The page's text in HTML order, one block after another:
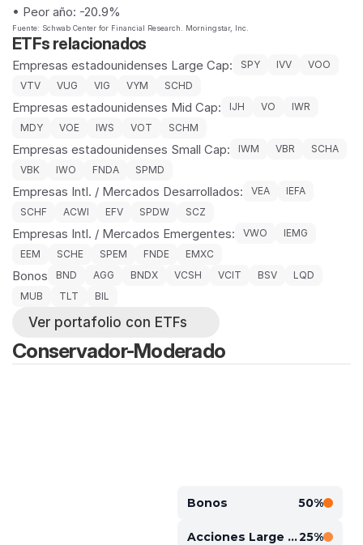
• Peor año: -20.9%
Fuente: Schwab Center for Financial Research. Morningstar, Inc.
ETFs relacionados
Empresas estadounidenses Large Cap: SPY IVV
VOO
VTV
VUG VIG VYM SCHD
Empresas estadounidenses Mid Cap: IJH VO
IWR
MDY
VOE IWS VOT SCHM
Empresas estadounidenses Small Cap: IWM VBR
SCHA
VBK
IWO FNDA SPMD
Empresas Intl. / Mercados Desarrollados: VEA
IEFA
SCHF
ACWI EFV SPDW SCZ
Empresas Intl. / Mercados Emergentes: VWO
IEMG
EEM
SCHE SPEM FNDE EMXC
Bonos BND AGG BNDX VCSH VCIT BSV
LQD
MUB
TLT BIL
Ver portafolio con ETFs
Conservador-Moderado
Bonos 50%
Acciones Large Cap25%